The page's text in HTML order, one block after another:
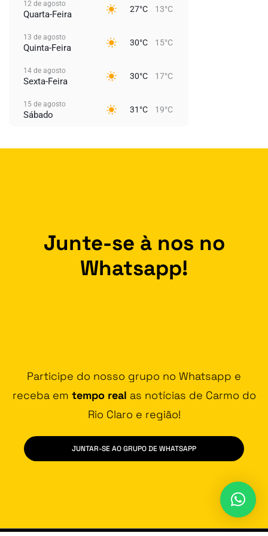
12 de agosto
Quarta-Feira 27°C 13°C
13 de agosto
Quinta-Feira 30°C 15°C
14 de agosto
Sexta-Feira 30°C 17°C
15 de agosto
Sábado 31°C 19°C
Junte-se à nos no
Whatsapp!
Participe do nosso grupo no Whatsapp e
receba em tempo real as notícias de Carmo do
Rio Claro e região!
JUNTAR-SE AO GRUPO DE WHATSAPP